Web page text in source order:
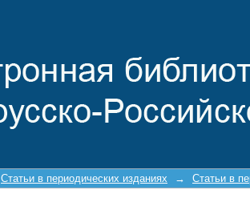
Статьи в периодических изданиях → Статьи в